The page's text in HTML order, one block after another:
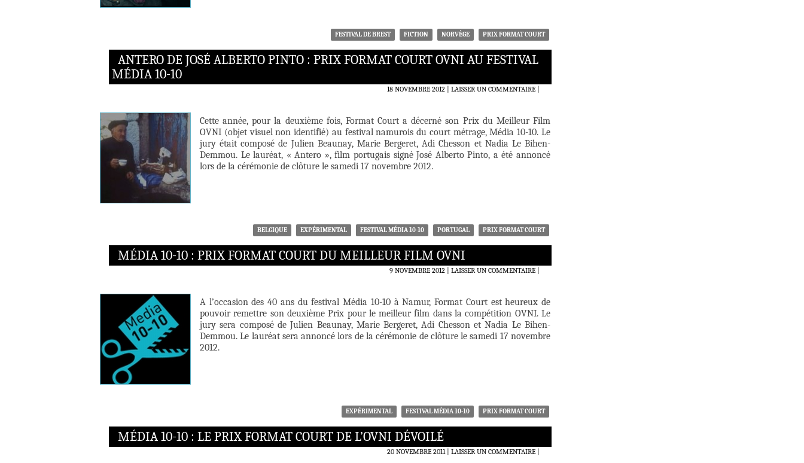
FESTIVAL DE BREST FICTION NORVÈGE PRIX FORMAT COURT
ANTERO DE JOSÉ ALBERTO PINTO : PRIX FORMAT COURT OVNI AU FESTIVAL
MÉDIA 10-10
18 NOVEMBRE 2012 LAISSER UN COMMENTAIRE|
Cette année, pour la deuxième fois, Format Court a décerné son Prix du Meilleur Film
OVNI (objet visuel non identifié) au festival namurois du court métrage, Média 10-10. Le
jury était composé de Julien Beaunay, Marie Bergeret, Adi Chesson et Nadia Le Bihen-
Demmou. Le lauréat, « Antero », film portugais signé José Alberto Pinto, a été annoncé
lors de la cérémonie de clôture le samedi 17 novembre 2012.
BELGIQUE EXPÉRIMENTAL FESTIVAL MÉDIA 10-10 PORTUGAL PRIX FORMAT COURT
MÉDIA 10-10 : PRIX FORMAT COURT DU MEILLEUR FILM OVNI
9 NOVEMBRE 2012 LAISSER UN COMMENTAIRE|
A l’occasion des 40 ans du festival Média 10-10 à Namur, Format Court est heureux de
pouvoir remettre son deuxième Prix pour le meilleur film dans la compétition OVNI. Le
jury sera composé de Julien Beaunay, Marie Bergeret, Adi Chesson et Nadia Le Bihen-
Demmou. Le lauréat sera annoncé lors de la cérémonie de clôture le samedi 17 novembre
2012.
EXPÉRIMENTAL FESTIVAL MÉDIA 10-10 PRIX FORMAT COURT
MÉDIA 10-10 : LE PRIX FORMAT COURT DE L’OVNI DÉVOILÉ
20 NOVEMBRE 2011 LAISSER UN COMMENTAIRE|